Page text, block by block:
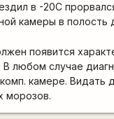
в -20С
камеры в полость
появится
любом случае
камере. Видать
морозов.